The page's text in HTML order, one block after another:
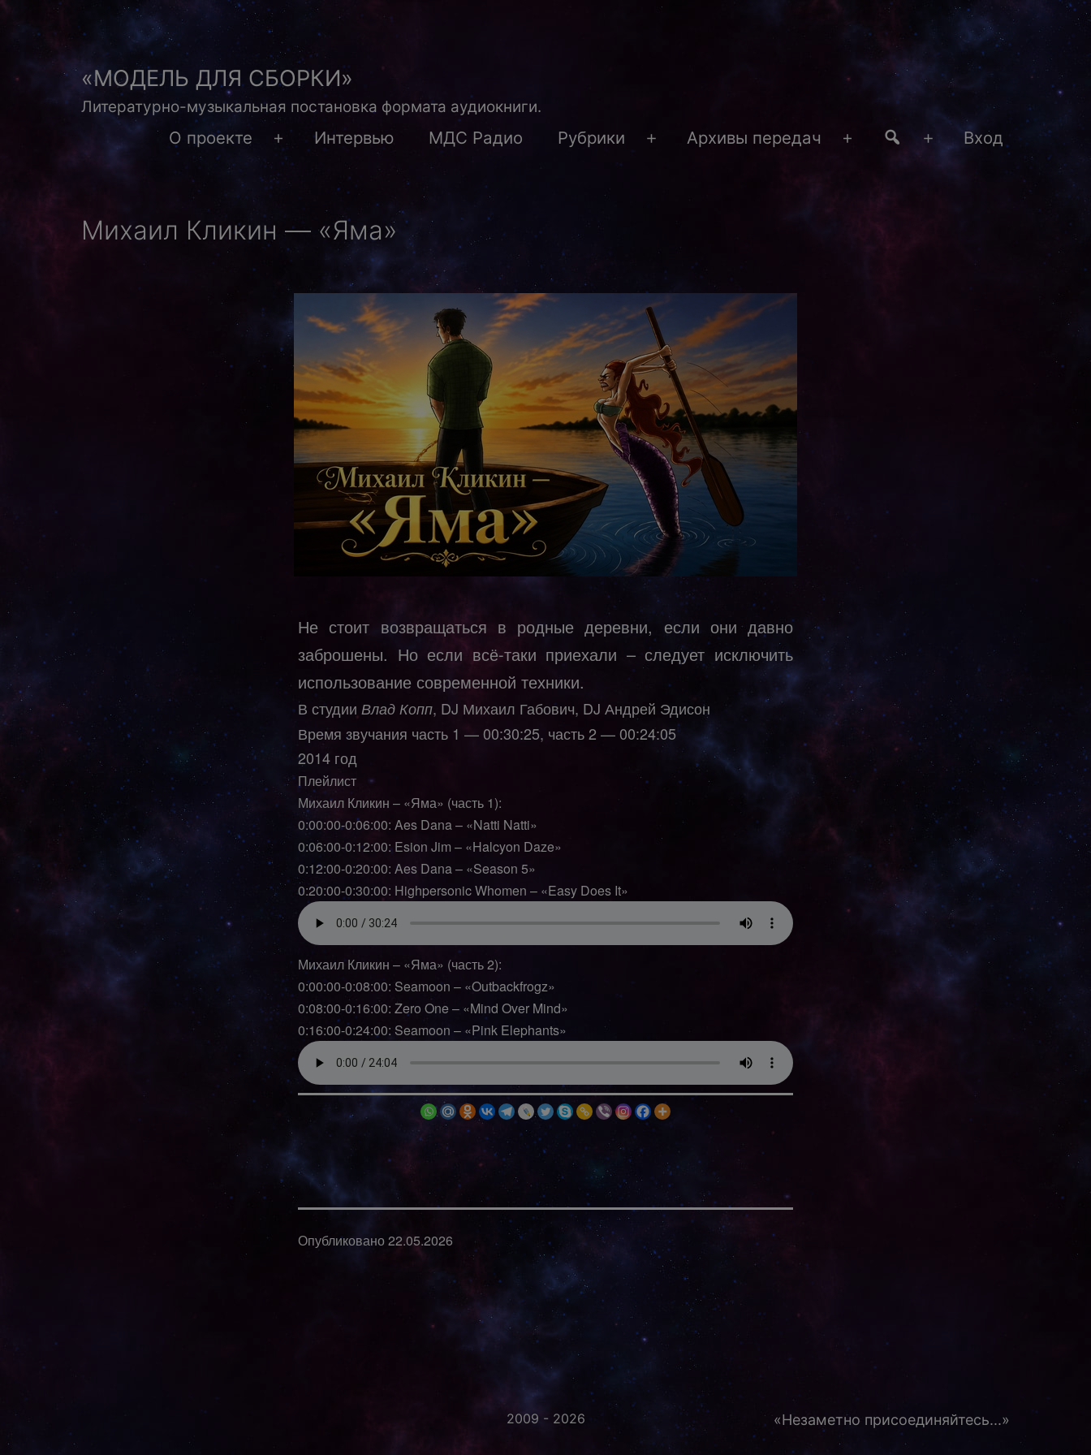
Перейти
содержимому«МОДЕЛЬ ДЛЯ СБОРКИ»
Литературно-музыкальная постановка формата аудиокниги.
О проекте
Открыть
меню
Интервью МДС Радио Рубрики
ОткрытьАрхивы передач
Открыть
Открыть
Вход
Михаил Кликин — «Яма»
Не стоит возвращаться в родные деревни, если они давно
заброшены. Но если всё-таки приехали – следует исключить
использование современной техники.
В студии Влад Копп, DJ Михаил Габович, DJ Андрей Эдисон
Время звучания часть 1 — 00:30:25, часть 2 — 00:24:05
2014 год
Плейлист
Михаил Кликин – «Яма» (часть 1):
0:00:00-0:06:00: Aes Dana – «Natti Natti»
0:06:00-0:12:00: Esion Jim – «Halcyon Daze»
0:12:00-0:20:00: Aes Dana – «Season 5»
0:20:00-0:30:00: Highpersonic Whomen – «Easy Does It»
Михаил Кликин – «Яма» (часть 2):
0:00:00-0:08:00: Seamoon – «Outbackfrogz»
0:08:00-0:16:00: Zero One – «Mind Over Mind»
0:16:00-0:24:00: Seamoon – «Pink Elephants»
Опубликовано22.05.2026
2009 - 2026 «Незаметно присоединяйтесь...»